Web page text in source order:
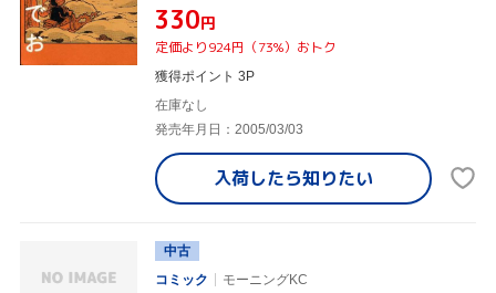
¥330円
定価より924円（73%）おトク
獲得ポイント 3P
在庫なし
発売年月日：2005/03/03
入荷したら知りたい
中古
コミック
モーニングKC